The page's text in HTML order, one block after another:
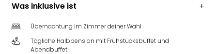
Was inklusive ist
Übernachtung im Zimmer deiner Wahl
Tägliche Halbpension mit Frühstücksbuffet und
Abendbuffet